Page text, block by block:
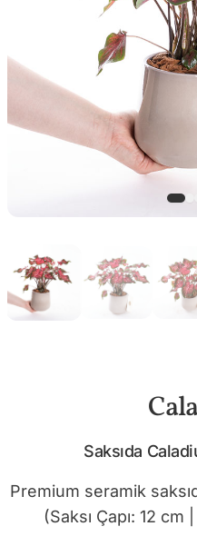
Saksıda
Premium seramik
(Saksı Çapı: 12